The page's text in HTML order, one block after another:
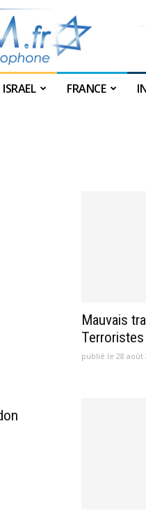
ISRAEL FRANCE
Mauvais
publié le 28 août